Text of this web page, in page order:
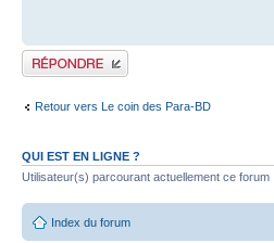
Publier une réponse
Retour vers Le coin des Para-BD
QUI EST EN LIGNE ?
Utilisateur(s) parcourant actuellement ce forum
Index du forum